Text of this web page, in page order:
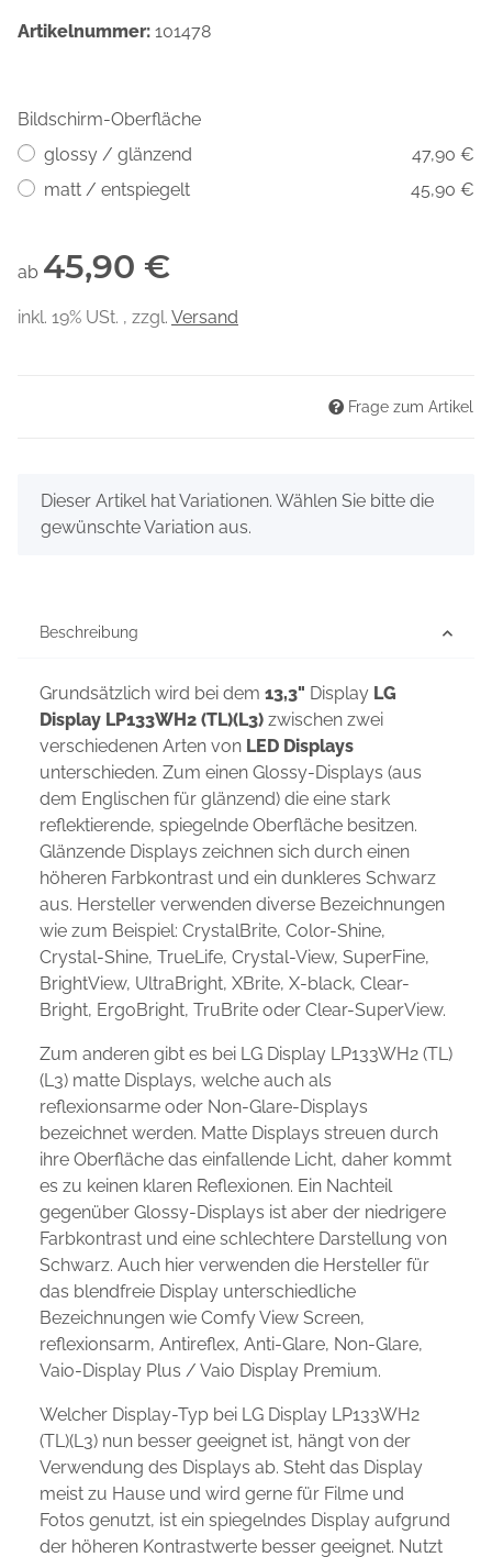
Artikelnummer: 101478
Bildschirm-Oberfläche
glossy / glänzend
47,90 €
matt / entspiegelt
45,90 €
ab 45,90 €
inkl. 19% USt. , zzgl. Versand
Frage zum Artikel
x
Dieser Artikel hat Variationen. Wählen Sie bitte die
gewünschte Variation aus.
Beschreibung
Grundsätzlich wird bei dem 13,3" Display LG
Display LP133WH2 (TL)(L3) zwischen zwei
verschiedenen Arten von LED Displays
unterschieden. Zum einen Glossy-Displays (aus
dem Englischen für glänzend) die eine stark
reflektierende, spiegelnde Oberfläche besitzen.
Glänzende Displays zeichnen sich durch einen
höheren Farbkontrast und ein dunkleres Schwarz
aus. Hersteller verwenden diverse Bezeichnungen
wie zum Beispiel: CrystalBrite, Color-Shine,
Crystal-Shine, TrueLife, Crystal-View, SuperFine,
BrightView, UltraBright, XBrite, X-black, Clear-
Bright, ErgoBright, TruBrite oder Clear-SuperView.
Zum anderen gibt es bei LG Display LP133WH2 (TL)
(L3) matte Displays, welche auch als
reflexionsarme oder Non-Glare-Displays
bezeichnet werden. Matte Displays streuen durch
ihre Oberfläche das einfallende Licht, daher kommt
es zu keinen klaren Reflexionen. Ein Nachteil
gegenüber Glossy-Displays ist aber der niedrigere
Farbkontrast und eine schlechtere Darstellung von
Schwarz. Auch hier verwenden die Hersteller für
das blendfreie Display unterschiedliche
Bezeichnungen wie Comfy View Screen,
reflexionsarm, Antireflex, Anti-Glare, Non-Glare,
Vaio-Display Plus / Vaio Display Premium.
Welcher Display-Typ bei LG Display LP133WH2
(TL)(L3) nun besser geeignet ist, hängt von der
Verwendung des Displays ab. Steht das Display
meist zu Hause und wird gerne für Filme und
Fotos genutzt, ist ein spiegelndes Display aufgrund
der höheren Kontrastwerte besser geeignet. Nutzt